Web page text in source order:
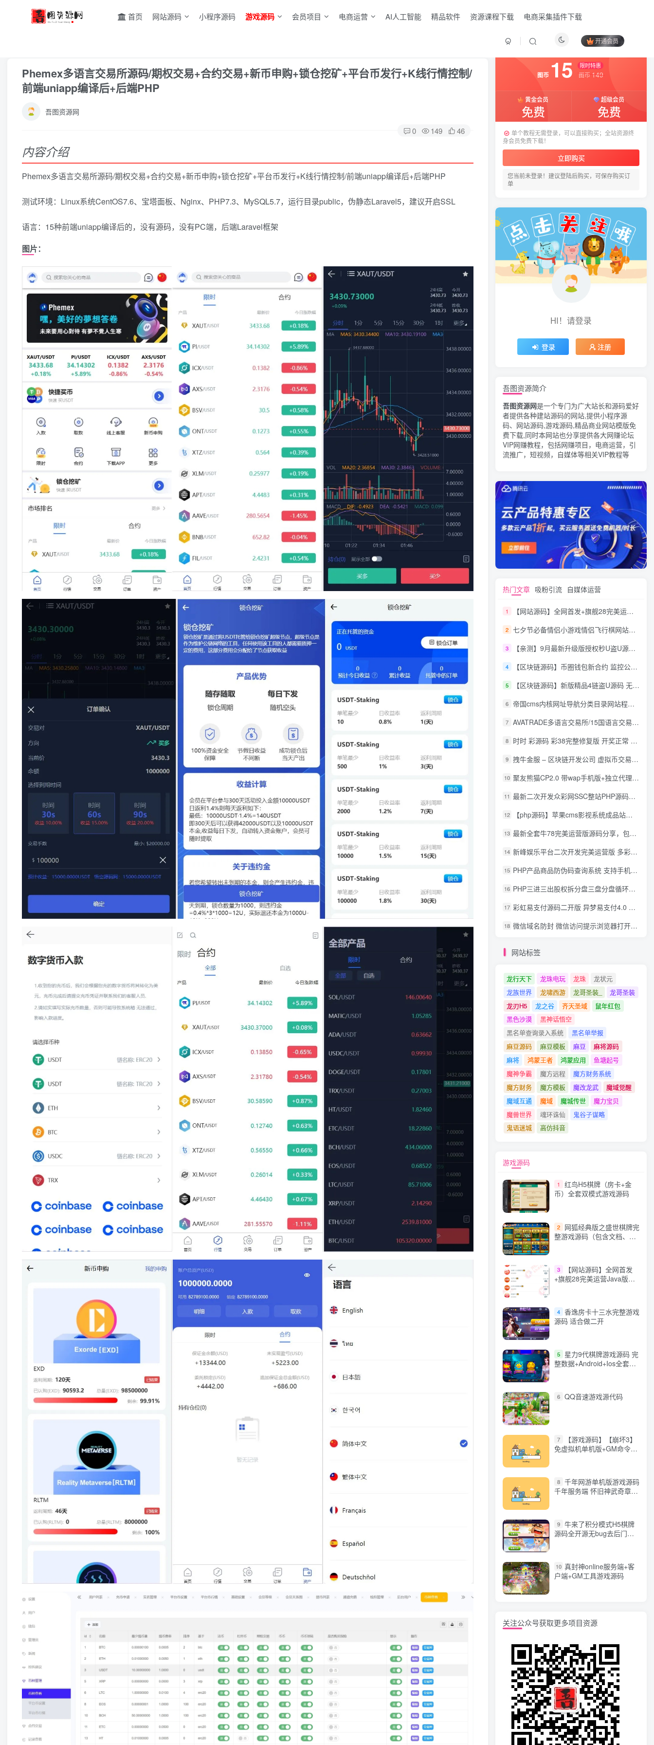
首页 网站源码 小程序源码 游戏源码 会员项目 电商运营 AI人工智能 精品软件 资源课程下载 电商采集插件下载
开通会员
Phemex多语言交易所源码/期权交易+合约交易+新币申购+锁仓挖矿+平台币发行+K线行情控制/
前端uniapp编译后+后端PHP
吾图资源网
0 149 46
内容介绍
Phemex多语言交易所源码/期权交易+合约交易+新币申购+锁仓挖矿+平台币发行+K线行情控制/前端uniapp编译后+后端PHP
测试环境：Linux系统CentOS7.6、宝塔面板、Nginx、PHP7.3、MySQL5.7，运行目录public，伪静态Laravel5，建议开启SSL
语言：15种前端uniapp编译后的，没有源码，没有PC端，后端Laravel框架
图片：
HI！请登录
登录 注册
付费资源
图币 15 限时特惠
图币 149
黄金会员
免费
超级会员
免费
单个教程无需登录，可以直接购买；全站资源终
身会员免费下载！
立即购买
您当前未登录！建议登陆后购买，可保存购买订
单
HI！请登录
登录 注册
吾图资源简介
吾图资源网是一个专门为广大站长和源码爱好
者提供各种建站源码的网站,提供小程序源
码、网站源码,游戏源码,精品商业网站模版免
费下载,同时本网站也分享提供各大网赚论坛
VIP网赚教程，包括网赚项目，电商运营，引
流推广，短视频，自媒体等相关VIP教程等
热门文章 吸粉引流 自媒体运营
1 【网站源码】全网首发+旗舰28完美运营Java版高仿28圈+彩种丰富+机器人+眯牌
2 七夕节必备情侣小游戏情侣飞行棋网站源码
3 【亲测】9月最新升级版授权秒U盗U源码/四链盗U源码/自带提币接口
4 【区块链源码】币圈钱包新合约 监控公链转账地址 尾数模拟转账数据生成 0 U攻击带安装说明
5 【区块链源码】新版精品4链盗U源码 无限开代理模式 后台 代理数据可看 包含搭建教程
6 帝国cms内核网址导航分类目录网站程序源码
7 AVATRADE多语言交易所/15国语言交易所/合约交易/期权交易/币币交易/申购/矿机/风控/前端wap/pc纯源码/带搭建教程
8 时时 彩源码 彩38完整修复版 开奖正常 带手机wap
9 拽牛金服 – 区块链开发公司 虚拟币交易系统 虚拟币交易平台开发 虚拟币ico众
10 聚友熊猫CP2.0 带wap手机版+独立代理后台+整站打包全开源
11 最新二次开发众彩网SSC整站PHP源码+WAP手机版+KJ采集器+集成云端在线充值
12 【php源码】苹果cms影视系统成品站打包+电影先生6.1.1模板优化版+15W+数据
13 最新全套牛78完美运营版源码分享，包含了资源组件+脚本程序
14 新峰娱乐平台二次开发完美运营版 多彩种多玩法 代理分红+积分兑换
15 PHP产品商品防伪码查询系统 支持手机防假验证网站建设 防伪码自动生成 批量导入
16 PHP三进三出股权拆分盘三盘分盘循环拆分系统源码
17 彩虹易支付源码二开版 异梦易支付4.0 可对接官方/易支付/码支付 去除后门 美化用户中心
18 微信域名防封 微信访问提示浏览器打开 非微信访问直接打开预防域名被封域名被封包换服务
网站标签
龙行天下 龙珠电玩 龙珠
龙状元
龙族世界
龙啸西游 龙哥圣装_
龙哥圣装
龙刃H5
龙之谷 齐天圣域
鼠年红包
黑色沙漠
黑神话悟空
黑名单查询录入系统
黑名单举报
麻豆源码
麻豆模板 麻豆
麻将源码
麻将
鸿蒙王者 鸿蒙应用
鱼塘起号
魔神争霸
魔方远程
魔方财务系统
魔方财务
魔方模板 魔改龙武
魔域觉醒
魔域互通
魔域 魔城传世
魔力宝贝
魔兽世界
魂环诛仙
鬼谷子谋略
鬼语迷城
高仿抖音
游戏源码
1
红鸟H5棋牌（房卡+金
币）全套双模式游戏源码
2
网狐经典版之盛世棋牌完
整游戏源码（包含文档、架
3
【网站源码】全网首发
+旗舰28完美运营Java版高
4 香逸房卡十三水完整游戏
源码 适合做二开
5
星力9代棋牌游戏源码 完
整数据+Android+Ios全套
6 QQ音速游戏源代码
7
【游戏源码】【崩坏3】
免虚拟机单机版+GM命令
8 千年网游单机版游戏源码
千年服务端 怀旧神武奇章一
9 牛来了积分模式H5棋牌
源码全开源无bug去后门无
10 真封神online服务端+客
户端+GM工具游戏源码
关注公众号获取更多项目资源